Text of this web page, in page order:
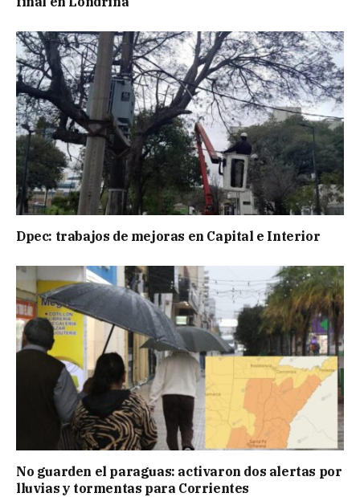
Dpec: trabajos de mejoras en Capital e Interior
No guarden el paraguas: activaron dos alertas por
lluvias y tormentas para Corrientes